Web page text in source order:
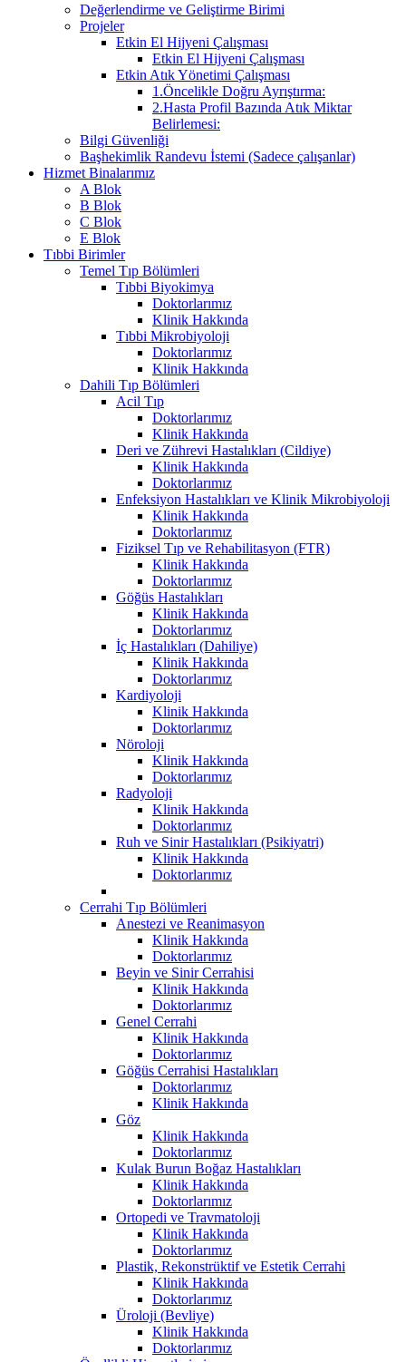
Değerlendirme ve Geliştirme Birimi
Projeler
Etkin El Hijyeni Çalışması
Etkin El Hijyeni Çalışması
Etkin Atık Yönetimi Çalışması
1.Öncelikle Doğru Ayrıştırma:
2.Hasta Profil Bazında Atık Miktar
Belirlemesi:
Bilgi Güvenliği
Başhekimlik Randevu İstemi (Sadece çalışanlar)
Hizmet Binalarımız
A Blok
B Blok
C Blok
E Blok
Tıbbi Birimler
Temel Tıp Bölümleri
Tıbbi Biyokimya
Doktorlarımız
Klinik Hakkında
Tıbbi Mikrobiyoloji
Doktorlarımız
Klinik Hakkında
Dahili Tıp Bölümleri
Acil Tıp
Doktorlarımız
Klinik Hakkında
Deri ve Zührevi Hastalıkları (Cildiye)
Klinik Hakkında
Doktorlarımız
Enfeksiyon Hastalıkları ve Klinik Mikrobiyoloji
Klinik Hakkında
Doktorlarımız
Fiziksel Tıp ve Rehabilitasyon (FTR)
Klinik Hakkında
Doktorlarımız
Göğüs Hastalıkları
Klinik Hakkında
Doktorlarımız
İç Hastalıkları (Dahiliye)
Klinik Hakkında
Doktorlarımız
Kardiyoloji
Klinik Hakkında
Doktorlarımız
Nöroloji
Klinik Hakkında
Doktorlarımız
Radyoloji
Klinik Hakkında
Doktorlarımız
Ruh ve Sinir Hastalıkları (Psikiyatri)
Klinik Hakkında
Doktorlarımız
Cerrahi Tıp Bölümleri
Anestezi ve Reanimasyon
Klinik Hakkında
Doktorlarımız
Beyin ve Sinir Cerrahisi
Klinik Hakkında
Doktorlarımız
Genel Cerrahi
Klinik Hakkında
Doktorlarımız
Göğüs Cerrahisi Hastalıkları
Doktorlarımız
Klinik Hakkında
Göz
Klinik Hakkında
Doktorlarımız
Kulak Burun Boğaz Hastalıkları
Klinik Hakkında
Doktorlarımız
Ortopedi ve Travmatoloji
Klinik Hakkında
Doktorlarımız
Plastik, Rekonstrüktif ve Estetik Cerrahi
Klinik Hakkında
Doktorlarımız
Üroloji (Bevliye)
Klinik Hakkında
Doktorlarımız